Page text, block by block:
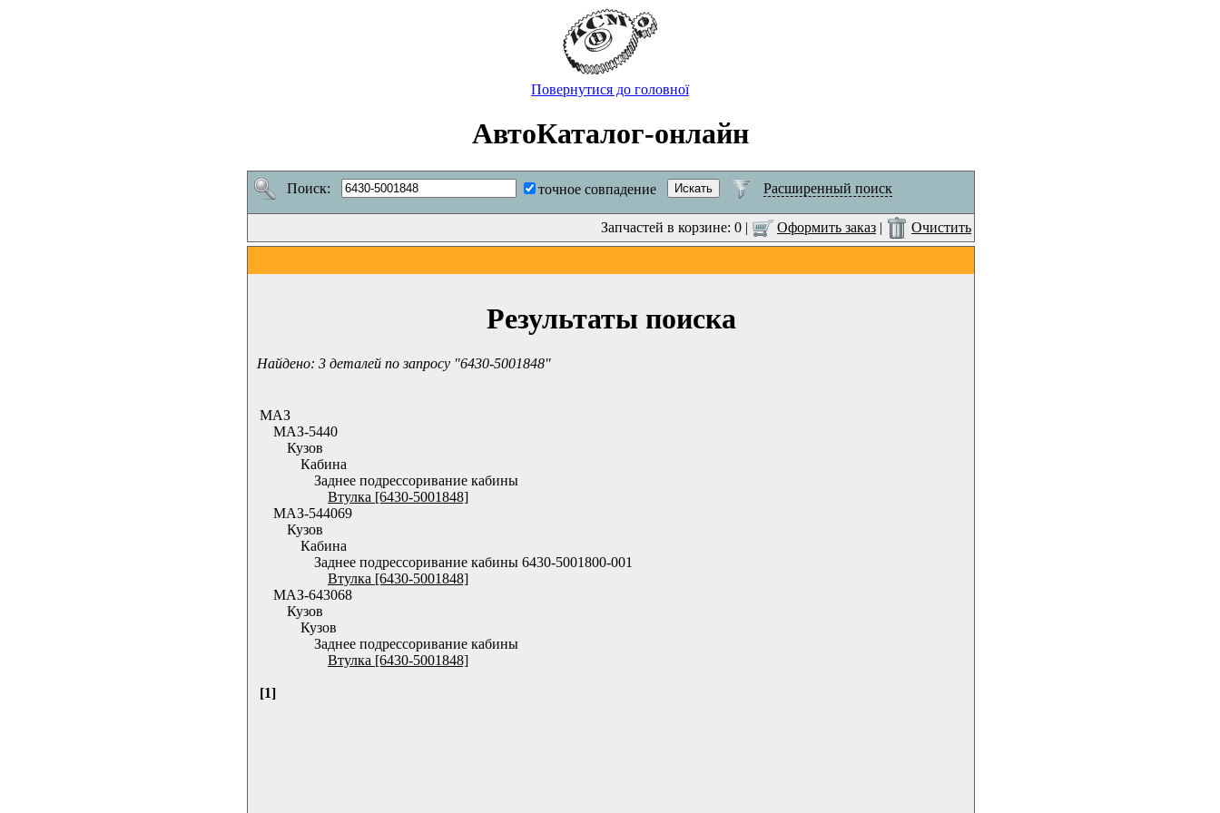
Повернутися до головної
АвтоКаталог-онлайн
Поиск: точное совпадение Расширенный поиск
Запчастей в корзине: 0 | Оформить заказ | Очистить
Результаты поиска
Найдено: 3 деталей по запросу "6430-5001848"
МАЗ
МАЗ-5440
Кузов
Кабина
Заднее подрессоривание кабины
Втулка [6430-5001848]
МАЗ-544069
Кузов
Кабина
Заднее подрессоривание кабины 6430-5001800-001
Втулка [6430-5001848]
МАЗ-643068
Кузов
Кузов
Заднее подрессоривание кабины
Втулка [6430-5001848]
[1]